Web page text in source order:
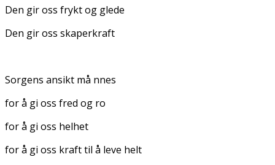
Den gir oss frykt og glede
Den gir oss skaperkraft
Sorgens ansikt må finnes
for å gi oss fred og ro
for å gi oss helhet
for å gi oss kraft til å leve helt